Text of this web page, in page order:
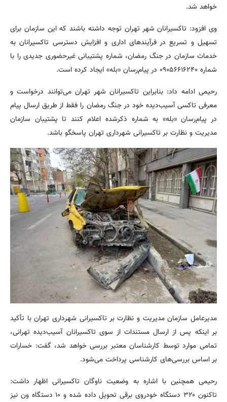
خواهد شد.
‌وی افزود: تاکسیرانان شهر تهران توجه داشته باشند که این سازمان برای
تسهیل و تسریع در فرآیندهای اداری و افزایش دسترسی تاکسیرانان به
خدمات سازمان در جنگ رمضان، شماره پشتیبانی غیرحضوری جدیدی را با
شماره ۰۹۰۵۶۶۱۶۲۴۰ در پیام‌رسان «بله» ایجاد کرده است.
‌رحیمی ادامه داد: بنابراین تاکسیرانان شهر تهران می‌توانند درخواست و
معرفی تاکسی آسیب‌دیده خود در جنگ رمضان را فقط از طریق ارسال پیام
در پیام‌رسان «بله» به شماره ذکرشده اعلام کنند تا پشتیبان سازمان
مدیریت و نظارت بر تاکسیرانی شهرداری تهران پاسخگو باشد.
‌مدیرعامل سازمان مدیریت و نظارت بر تاکسیرانی شهرداری تهران با تأکید
بر اینکه پس از ارسال مستندات از سوی تاکسیرانان آسیب‌دیده تهرانی،
تمامی موارد توسط کارشناسان معتبر بررسی خواهد شد، گفت: خسارات
بر اساس بررسی‌های کارشناسی پرداخت می‌شود.
‌رحیمی همچنین با اشاره به وضعیت ناوگان تاکسیرانی اظهار داشت:
تاکنون ۳۲۰ دستگاه خودروی برقی تحویل داده شده و ۱۰ دستگاه ون نیز